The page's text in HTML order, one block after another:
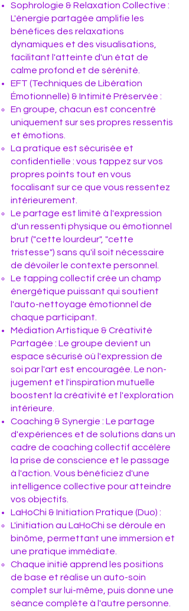
Sophrologie & Relaxation Collective :
L'énergie partagée amplifie les
bénéfices des relaxations
dynamiques et des visualisations,
facilitant l'atteinte d'un état de
calme profond et de sérénité.
EFT (Techniques de Libération
Émotionnelle) & Intimité Préservée :
En groupe, chacun est concentré
uniquement sur ses propres ressentis
et émotions.
La pratique est sécurisée et
confidentielle : vous tappez sur vos
propres points tout en vous
focalisant sur ce que vous ressentez
intérieurement.
Le partage est limité à l'expression
d'un ressenti physique ou émotionnel
brut ("cette lourdeur", "cette
tristesse") sans qu'il soit nécessaire
de dévoiler le contexte personnel.
Le tapping collectif crée un champ
énergétique puissant qui soutient
l'auto-nettoyage émotionnel de
chaque participant.
Médiation Artistique & Créativité
Partagée : Le groupe devient un
espace sécurisé où l'expression de
soi par l'art est encouragée. Le non-
jugement et l'inspiration mutuelle
boostent la créativité et l'exploration
intérieure.
Coaching & Synergie : Le partage
d'expériences et de solutions dans un
cadre de coaching collectif accélère
la prise de conscience et le passage
à l'action. Vous bénéficiez d'une
intelligence collective pour atteindre
vos objectifs.
LaHoChi & Initiation Pratique (Duo) :
L'initiation au LaHoChi se déroule en
binôme, permettant une immersion et
une pratique immédiate.
Chaque initié apprend les positions
de base et réalise un auto-soin
complet sur lui-même, puis donne une
séance complète à l'autre personne.